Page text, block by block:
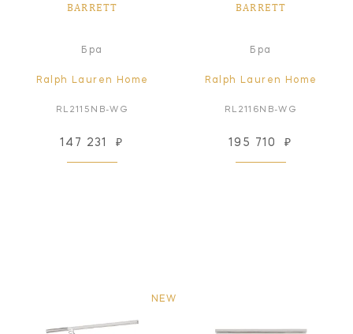
BARRETT
Бра
Ralph Lauren Home
RL2115NB-WG
147 231 ₽
BARRETT
Бра
Ralph Lauren Home
RL2116NB-WG
195 710 ₽
NEW